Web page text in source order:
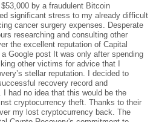
by a fraudulent Bitcoin
significant stress to my already difficult
cancer surgery expenses. Desperate
researching and consulting other
the excellent reputation of Capital
Google post It was only after spending
other victims for advice that I
stellar reputation. I decided to
recovery record and
had no idea that this would be the
cryptocurrency theft. Thanks to their
my lost cryptocurrency back. The